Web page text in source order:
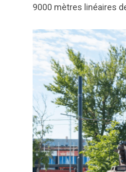
9000 mètres linéaires